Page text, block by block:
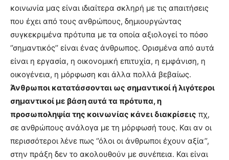
κοινωνία μας είναι ιδιαίτερα σκληρή με τις απαιτήσεις
που έχει από τους ανθρώπους, δημιουργώντας
συγκεκριμένα πρότυπα με τα οποία αξιολογεί το πόσο
‘’σημαντικός’’ είναι ένας άνθρωπος. Ορισμένα από αυτά
είναι η εργασία, η οικονομική επιτυχία, η εμφάνιση, η
οικογένεια, η μόρφωση και άλλα πολλά βεβαίως.
Άνθρωποι κατατάσσονται ως σημαντικοί ή λιγότεροι
σημαντικοί με βάση αυτά τα πρότυπα, η
προσωποληψία της κοινωνίας κάνει διακρίσεις πχ,
σε ανθρώπους ανάλογα με τη μόρφωσή τους. Και αν οι
περισσότεροι λένε πως ‘’όλοι οι άνθρωποι έχουν αξία’’,
στην πράξη δεν το ακολουθούν με συνέπεια. Και είναι